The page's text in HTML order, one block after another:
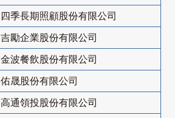
四季長期照顧股份有限公司
吉勵企業股份有限公司
金波餐飲股份有限公司
佑晟股份有限公司
高通領投股份有限公司